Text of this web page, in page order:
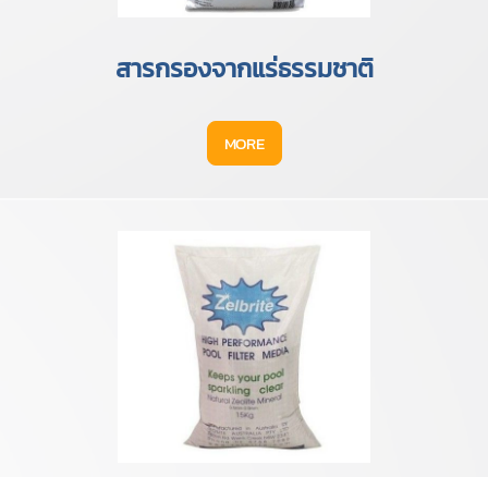
สารกรองจากแร่ธรรมชาติ
MORE